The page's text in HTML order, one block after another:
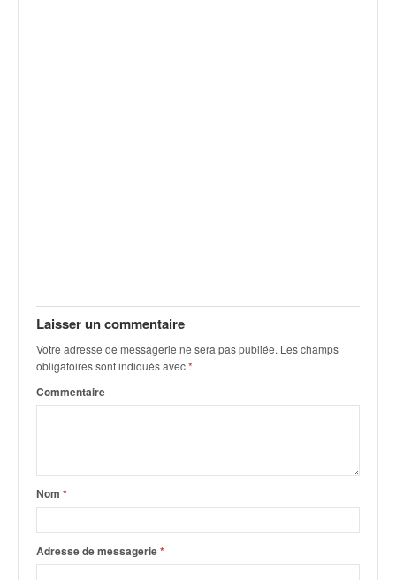
Laisser un commentaire
Votre adresse de messagerie ne sera pas publiée. Les champs
obligatoires sont indiqués avec*
Commentaire
Nom *
Adresse de messagerie*